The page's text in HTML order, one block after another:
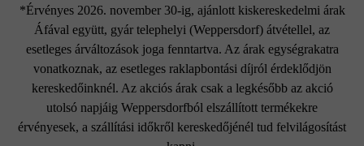
*Érvényes 2026. november 30-ig, ajánlott kiskereskedelmi árak
Áfával együtt, gyár telephelyi (Weppersdorf) átvétellel, az
esetleges árváltozások joga fenntartva. Az árak egységrakatra
vonatkoznak, az esetleges raklapbontási díjról érdeklődjön
kereskedőinknél. Az akciós árak csak a legkésőbb az akció
utolsó napjáig Weppersdorfból elszállított termékekre
érvényesek, a szállítási időkről kereskedőjénél tud felvilágosítást